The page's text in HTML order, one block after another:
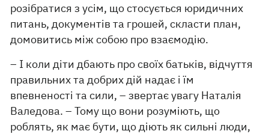
розібратися з усім, що стосується юридичних
питань, документів та грошей, скласти план,
домовитись між собою про взаємодію.
– І коли діти дбають про своїх батьків, відчуття
правильних та добрих дій надає і їм
впевненості та сили, – звертає увагу Наталія
Валедова. – Тому що вони розуміють, що
роблять, як має бути, що діють як сильні люди,